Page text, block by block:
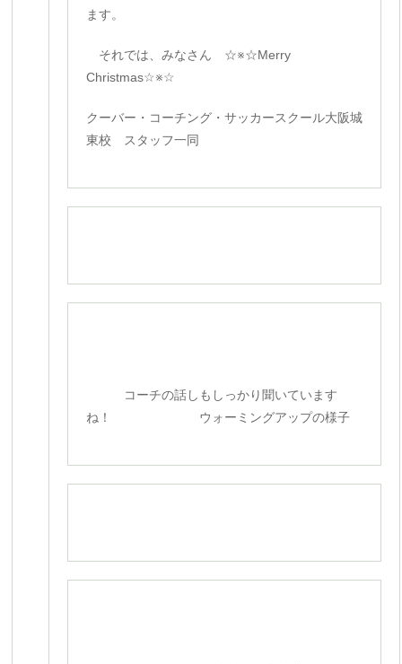
ます。
それでは、みなさん ☆※☆Merry
Christmas☆※☆
クーバー・コーチング・サッカースクール大阪城
東校 スタッフ一同
コーチの話しもしっかり聞いています
ね！ ウォーミングアップの様子